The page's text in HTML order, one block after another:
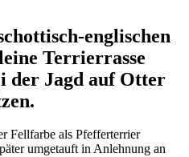
englischen
Terrierrasse
der Jagd auf Otter
Fellfarbe als Pfefferterrier
umgetauft in Anlehnung an